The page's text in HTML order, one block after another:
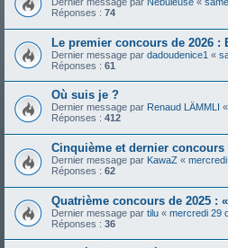
Réponses : 74
Le premier concours de 2026 :
Dernier message par dadoudenice1 «
Réponses : 61
Où suis je ?
Dernier message par Renaud LÄMMLI «
Réponses : 412
Cinquième et dernier concours
Dernier message par KawaZ «
Réponses : 62
Quatrième concours de 2025 :
Dernier message par tilu « mercredi 29
Réponses : 36